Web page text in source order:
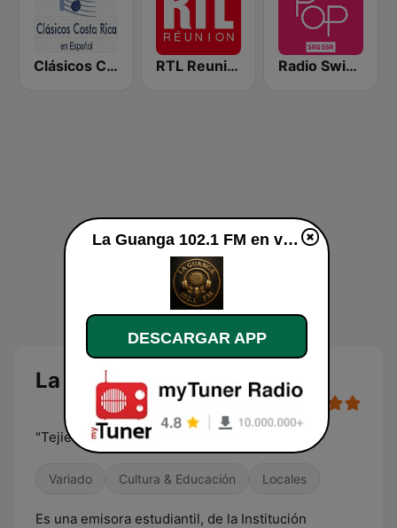
Clásicos Costa Rica Español RTL Reunion Radio Swiss Pop
La Guanga 102.1 FM en vivo
"Tejiendo la palabra"
Variado Cultura & Educación Locales
Es una emisora estudiantil, de la Institución
La Guanga 102.1 FM en vivo
DESCARGAR APP